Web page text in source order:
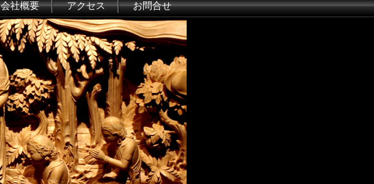
会社概要 アクセス お問合せ